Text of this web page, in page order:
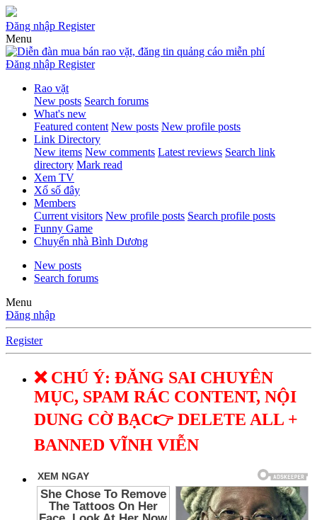
Đăng nhập Register
Menu
Đăng nhập Register
Rao vặt
New posts Search forums
What's new
Featured content New posts New profile posts
Link Directory
New items New comments Latest reviews Search link
directory Mark read
Xem TV
Xổ số đây
Members
Current visitors New profile posts Search profile posts
Funny Game
Chuyển nhà Bình Dương
New posts
Search forums
Menu
Đăng nhập
Register
❌ CHÚ Ý: ĐĂNG SAI CHUYÊN
MỤC, SPAM RÁC CONTENT, NỘI
DUNG CỜ BẠC👉 DELETE ALL +
BANNED VĨNH VIỄN